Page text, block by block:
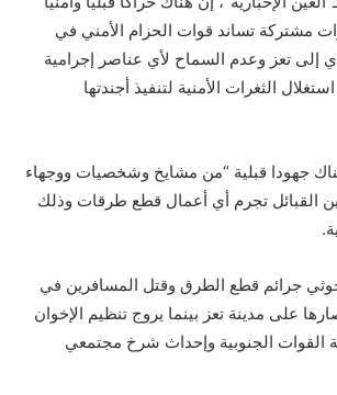
مشتركة تساند قوات الحزام الأمني في
إلى تعز وعدم السماح لأي عناصر إجرامية
الثغرات الأمنية لتنفيذ أجندتها
جهودا قبلية “من مشايخ وشخصيات ووجهاء
القبائل تجرم أي أعمال قطع طرقات وذلك
جرائم قطع الطرق وقتل المسافرين في
على مدينة تعز بينما يروج تنظيم الإخوان
القوات الجنوبية وإحداث شرخ مجتمعي